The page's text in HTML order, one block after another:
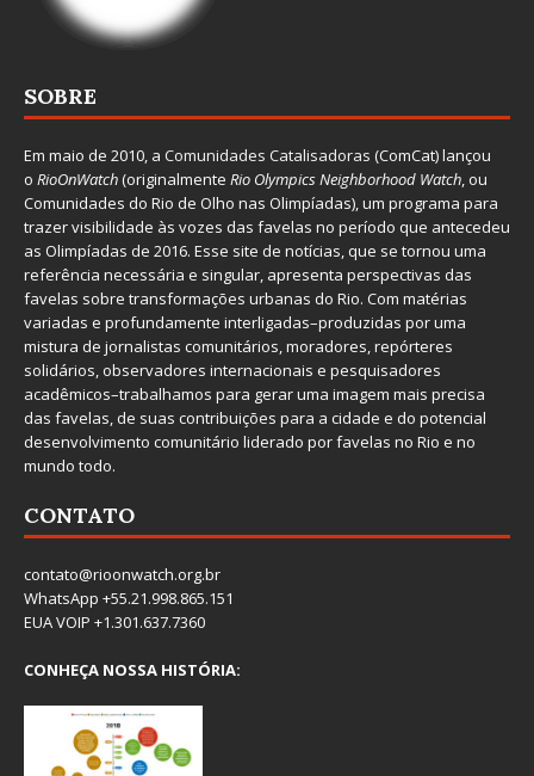
SOBRE
Em maio de 2010, a Comunidades Catalisadoras (ComCat) lançou
o RioOnWatch(originalmente Rio Olympics Neighborhood Watch, ou
Comunidades do Rio de Olho nas Olimpíadas), um programa para
trazer visibilidade às vozes das favelas no período que antecedeu
as Olimpíadas de 2016. Esse site de notícias, que se tornou uma
referência necessária e singular, apresenta perspectivas das
favelas sobre transformações urbanas do Rio. Com matérias
variadas e profundamente interligadas–produzidas por uma
mistura de jornalistas comunitários, moradores, repórteres
solidários, observadores internacionais e pesquisadores
acadêmicos–trabalhamos para gerar uma imagem mais precisa
das favelas, de suas contribuições para a cidade e do potencial
desenvolvimento comunitário liderado por favelas no Rio e no
mundo todo.
CONTATO
contato@rioonwatch.org.br
WhatsApp +55.21.998.865.151
EUA VOIP +1.301.637.7360
CONHEÇA NOSSA HISTÓRIA: